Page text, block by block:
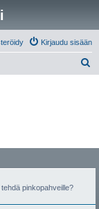
Kirjaudu sisään
pinkopahveille?